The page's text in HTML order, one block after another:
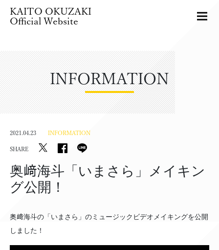
KAITO OKUZAKI
Official Website
INFORMATION
2021.04.23 INFORMATION
SHARE
奥﨑海斗「いまさら」メイキン
グ公開！
奥﨑海斗の「いまさら」のミュージックビデオメイキングを公開
しました！